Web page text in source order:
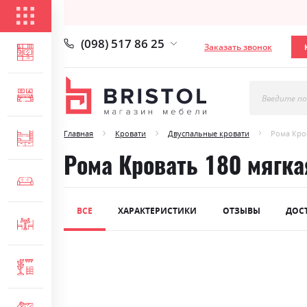
ГОСТИНАЯ
СПАЛЬНЯ
ДЕТСКАЯ
МЯГКАЯ МЕБЕЛЬ
(098) 517 86 25 Заказать звонок
Введите
Главная Кровати Двуспальные кровати Рома
Рома Кровать 180
ВСЕ ХАРАКТЕРИСТИКИ ОТЗЫВЫ